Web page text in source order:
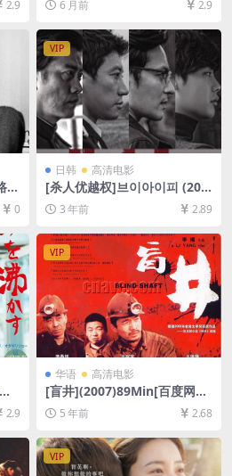
]2.9
[网盘在线播放/下载][MP4/5.
3GB][中文字幕]
6 月前 2.9
]C
夸
]
9.
0
VIP
日韩 高清电影
[杀人优越权]브이아이피 (201
7)[百度网盘+夸克网盘+迅雷云
盘资源1080P超清未删减][MP
4/8GB][韩语中字]
3 年前 2.89
2.9
VIP
华语 高清电影
[盲井](2007)89Min[百度网盘
+迅雷云盘资源1080P高清][M
P4/4.6GB][中文字幕]
5 年前 2.68
VIP